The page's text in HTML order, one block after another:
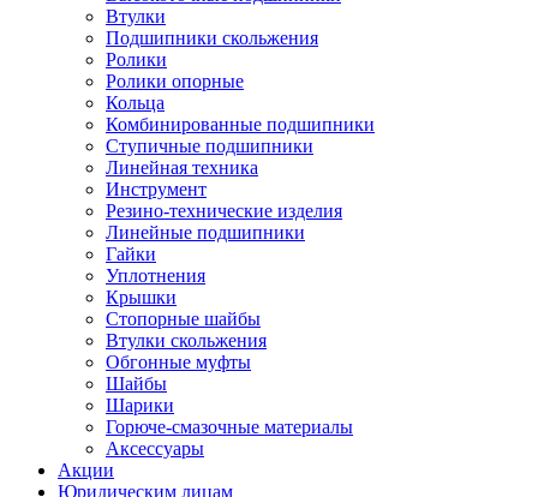
Втулки
Подшипники скольжения
Ролики
Ролики опорные
Кольца
Комбинированные подшипники
Ступичные подшипники
Линейная техника
Инструмент
Резино-технические изделия
Линейные подшипники
Гайки
Уплотнения
Крышки
Стопорные шайбы
Втулки скольжения
Обгонные муфты
Шайбы
Шарики
Горюче-смазочные материалы
Аксессуары
Акции
Юридическим лицам